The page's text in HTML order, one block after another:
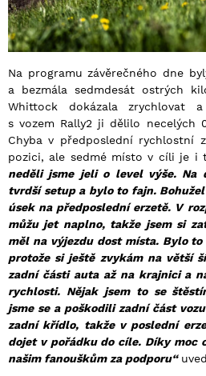
Na programu závěrečného dne
a bezmála sedmdesát ostrých
Whittock dokázala zrychlovat
s vozem Rally2 ji dělilo necelých
Chyba v předposlední rychlostní
pozici, ale sedmé místo v cíli je i
neděli jsme jeli o level výše. Na
tvrdší setup a bylo to fajn.
úsek na předposlední erzetě. V
můžu jet naplno, takže jsem si
měl na výjezdu dost místa. Bylo
protože si ještě zvykám na větší
zadní části auta až na krajnici a
rychlosti. Nějak jsem to se
jsme se a poškodili zadní část
zadní křídlo, takže v poslední
dojet v pořádku do cíle. Díky moc
našim fanouškům za podporu“